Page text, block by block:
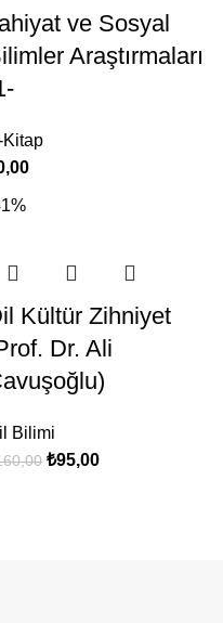
ve Sosyal
Araştırmaları
Kitap
Kültür Zihniyet
Dr. Ali
Bilimi
₺95,00